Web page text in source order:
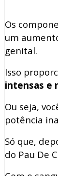
Os
um
genital.
Isso
intensas e
Ou seja,
potência
Só que,
do Pau De